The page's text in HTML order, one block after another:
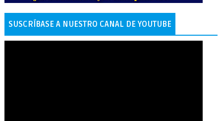
SUSCRÍBASE A NUESTRO CANAL DE YOUTUBE